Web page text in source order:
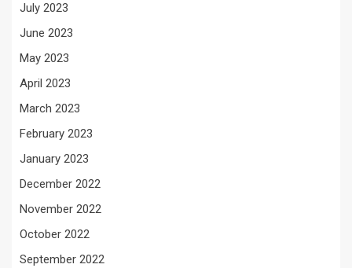
July 2023
June 2023
May 2023
April 2023
March 2023
February 2023
January 2023
December 2022
November 2022
October 2022
September 2022